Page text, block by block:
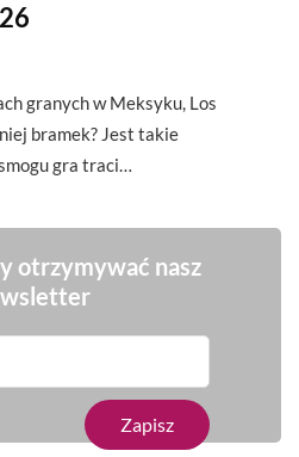
granych w Meksyku, Los
bramek? Jest takie
gra traci…
otrzymywać nasz